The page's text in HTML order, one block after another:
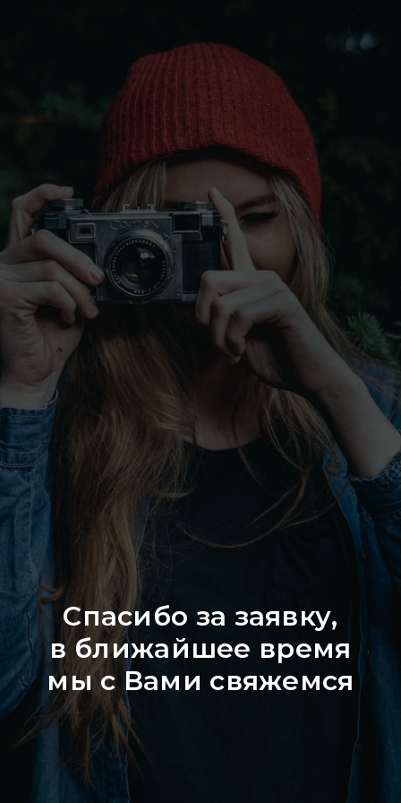
Спасибо за заявку,
в ближайшее время
мы с Вами свяжемся